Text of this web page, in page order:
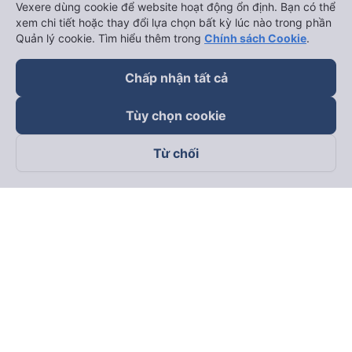
Vexere dùng cookie để website hoạt động ổn định. Bạn có thể
xem chi tiết hoặc thay đổi lựa chọn bất kỳ lúc nào trong phần
Quản lý cookie. Tìm hiểu thêm trong Chính sách Cookie.
Chấp nhận tất cả
Tùy chọn cookie
Từ chối